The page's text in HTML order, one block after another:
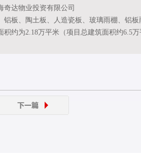
奇达物业投资有限公司
铝板、陶土板、人造瓷板、玻璃雨棚、铝
积约为2.18万平米（项目总建筑面积约6.5